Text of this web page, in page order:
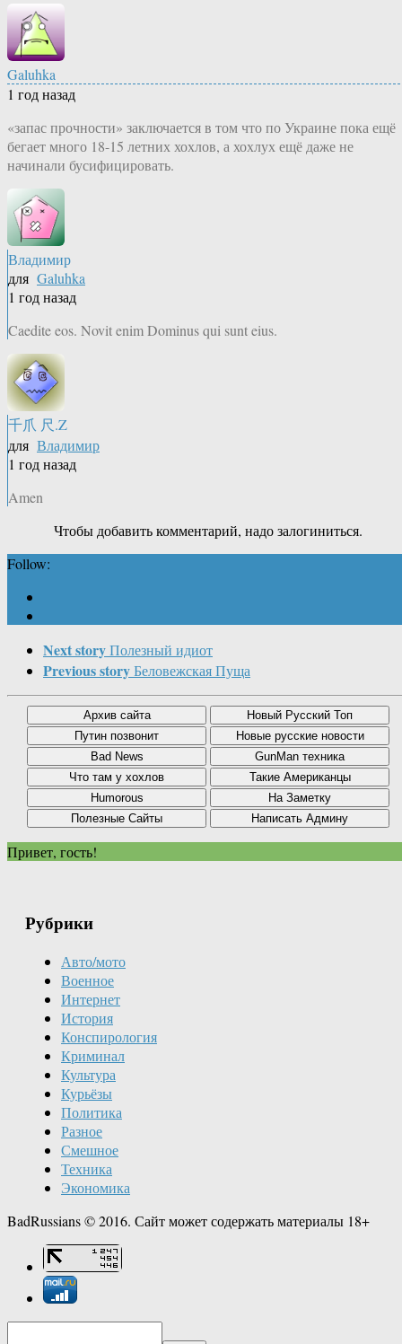
Galuhka
1 год назад
«запас прочности» заключается в том что по Украине пока ещё
бегает много 18-15 летних хохлов, а хохлух ещё даже не
начинали бусифицировать.
Владимир
для Galuhka
1 год назад
Caedite eos. Novit enim Dominus qui sunt eius.
千爪 尺.Z
для Владимир
1 год назад
Amen
Чтобы добавить комментарий, надо залогиниться.
Follow:
Next storyПолезный идиот
Previous storyБеловежская Пуща
Привет, гость!
Рубрики
Авто/мото
Военное
Интернет
История
Конспирология
Криминал
Культура
Курьёзы
Политика
Разное
Смешное
Техника
Экономика
BadRussians © 2016. Сайт может содержать материалы 18+